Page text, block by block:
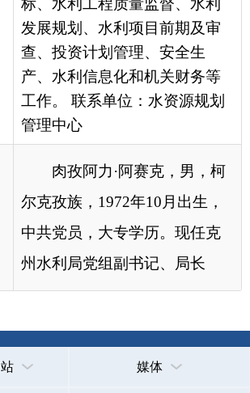
中共党员，大专学历。现任克
州水利局党组副书记、局长
区政府部门
国家部委局
孜自治州人民政府办公室